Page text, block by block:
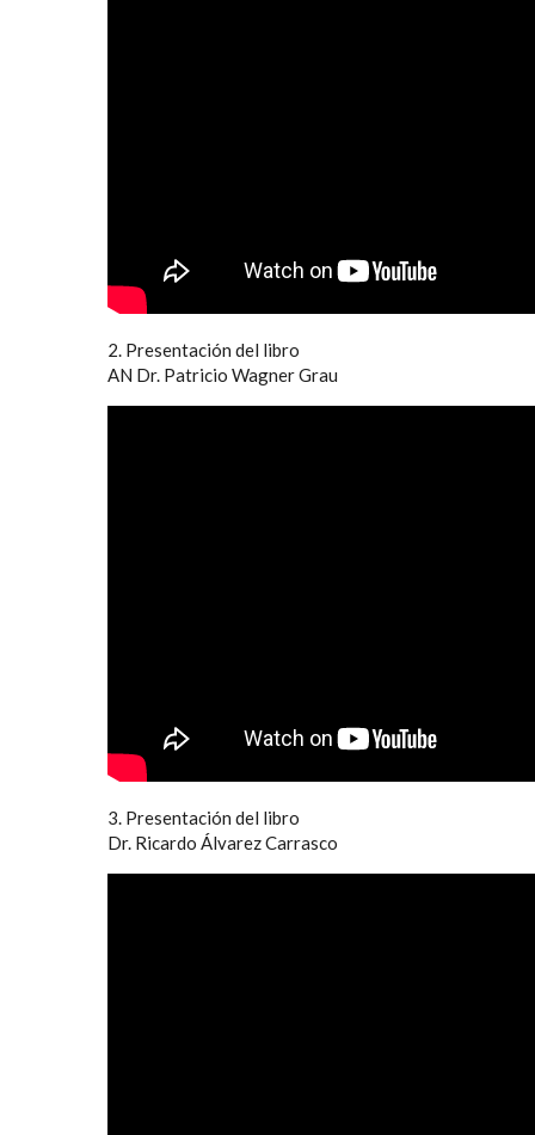
2. Presentación del libro
AN Dr. Patricio Wagner Grau
3. Presentación del libro
Dr. Ricardo Álvarez Carrasco